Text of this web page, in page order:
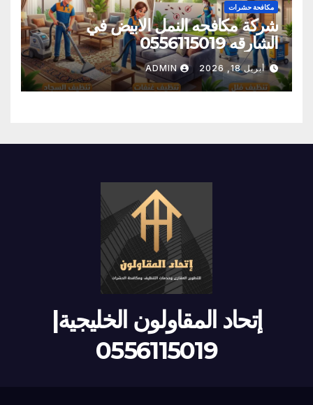
مكافحة حشرات
شركة مكافحه النمل الابيض في
الشارقه 0556115019
أبريل 18, 2026 ADMIN
إتحاد المقاولون الخليجية|
0556115019